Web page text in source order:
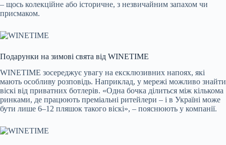
– щось колекційне або історичне, з незвичайним запахом чи
присмаком.
Подарунки на зимові свята від WINETIME
WINETIME зосереджує увагу на ексклюзивних напоях, які
мають особливу розповідь. Наприклад, у мережі можливо знайти
віскі від приватних ботлерів. «Одна бочка ділиться між кількома
ринками, де працюють преміальні ритейлери – і в Україні може
бути лише 6–12 пляшок такого віскі», – пояснюють у компанії.